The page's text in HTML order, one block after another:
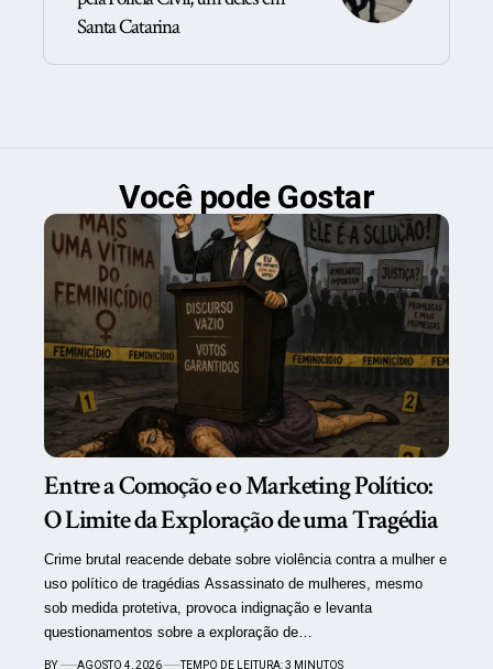
Santa Catarina
Você pode Gostar
Entre a Comoção e o Marketing Político:
O Limite da Exploração de uma Tragédia
Crime brutal reacende debate sobre violência contra a mulher e
uso político de tragédias Assassinato de mulheres, mesmo
sob medida protetiva, provoca indignação e levanta
questionamentos sobre a exploração de…
BY AGOSTO 4, 2026 TEMPO DE LEITURA: 3 MINUTOS